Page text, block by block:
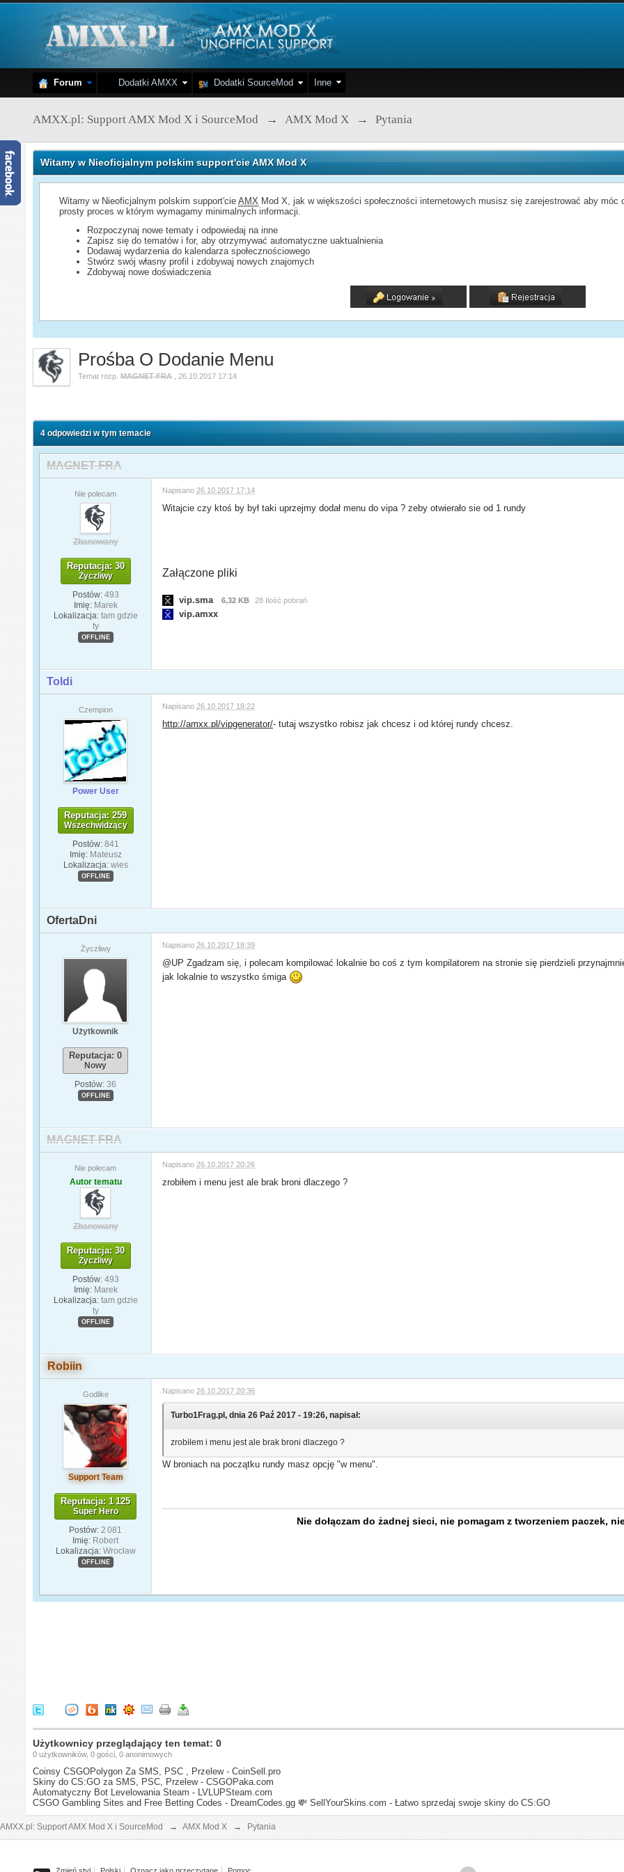
Forum Dodatki AMXX Dodatki SourceMod Inne
AMXX.pl: Support AMX Mod X i SourceMod → AMX Mod X → Pytania
Witamy w Nieoficjalnym polskim support'cie AMX Mod X
Witamy w Nieoficjalnym polskim support'cieAMX Mod X, jak w większości społeczności internetowych musisz się zarejestrować aby
prosty proces w którym wymagamy minimalnych informacji.
Rozpoczynaj nowe tematy i odpowiedaj na inne
Zapisz się do tematów i for, aby otrzymywać automatyczne uaktualnienia
Dodawaj wydarzenia do kalendarza społecznościowego
Stwórz swój własny profil i zdobywaj nowych znajomych
Zdobywaj nowe doświadczenia
Prośba O Dodanie Menu
Temat rozp.MAGNET FRA 26.10.2017 17:14
4 odpowiedzi w tym temacie
MAGNET FRA
Nie polecam
Zbanowany
Reputacja: 30
Życzliwy
Postów: 493
Imię: Marek
Lokalizacja: tam gdzie
ty
OFFLINE
Napisano 26.10.2017 17:14
Witajcie czy ktoś by był taki uprzejmy dodał menu do vipa ? zeby otwierało sie od 1 rundy
Załączone pliki
vip.sma 6,32 KB 28 Ilość pobrań
vip.amxx
Toldi
Czempion
Power User
Reputacja: 259
Wszechwidzący
Postów: 841
Imię: Mateusz
Lokalizacja: wies
OFFLINE
Napisano 26.10.2017 18:22
http://amxx.pl/vipgenerator/- tutaj wszystko robisz jak chcesz i od której rundy chcesz.
OfertaDni
Życzliwy
Użytkownik
Reputacja: 0
Nowy
Postów: 36
OFFLINE
Napisano 26.10.2017 18:39
@UP Zgadzam się, i polecam kompilować lokalnie bo coś z tym kompilatorem na stronie się pierdzieli
jak lokalnie to wszystko śmiga
MAGNET FRA
Nie polecam
Autor tematu
Zbanowany
Reputacja: 30
Życzliwy
Postów: 493
Imię: Marek
Lokalizacja: tam gdzie
ty
OFFLINE
Napisano 26.10.2017 20:26
zrobiłem i menu jest ale brak broni dlaczego ?
Robiin
Godlike
Support Team
Reputacja: 1 125
Super Hero
Postów: 2 081
Imię: Robert
Lokalizacja: Wrocław
OFFLINE
Napisano 26.10.2017 20:36
Turbo1Frag.pl, dnia 26 Paź 2017 - 19:26, napisał:
zrobiłem i menu jest ale brak broni dlaczego ?
W broniach na początku rundy masz opcję "w menu".
Nie dołączam do żadnej sieci, nie pomagam z tworzeniem paczek,
Użytkownicy przeglądający ten temat: 0
0 użytkowników, 0 gości, 0 anonimowych
Coinsy CSGOPolygon Za SMS, PSC , Przelew - CoinSell.pro
Skiny do CS:GO za SMS, PSC, Przelew - CSGOPaka.com
Automatyczny Bot Levelowania Steam - LVLUPSteam.com
CSGO Gambling Sites and Free Betting Codes - DreamCodes.gg 💸 SellYourSkins.com - Łatwo sprzedaj swoje skiny do CS:GO
AMXX.pl: Support AMX Mod X i SourceMod → AMX Mod X → Pytania
Zmień styl Polski Oznacz jako przeczytane Pomoc